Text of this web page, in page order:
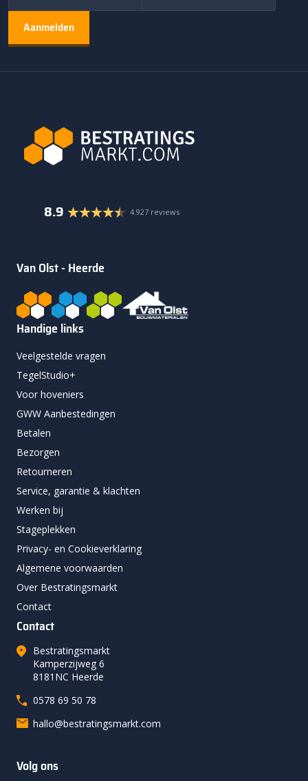
8.9 4.927 reviews
Van Olst - Heerde
Handige links
Veelgestelde vragen
TegelStudio+
Voor hoveniers
GWW Aanbestedingen
Betalen
Bezorgen
Retourneren
Service, garantie & klachten
Werken bij
Stageplekken
Privacy- en Cookieverklaring
Algemene voorwaarden
Over Bestratingsmarkt
Contact
Contact
Bestratingsmarkt
Kamperzijweg 6
8181NC Heerde
0578 69 50 78
hallo@bestratingsmarkt.com
Volg ons